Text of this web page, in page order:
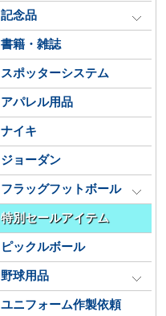
記念品
書籍・雑誌
スポッターシステム
アパレル用品
ナイキ
ジョーダン
フラッグフットボール
特別セールアイテム
ピックルボール
野球用品
ユニフォーム作製依頼